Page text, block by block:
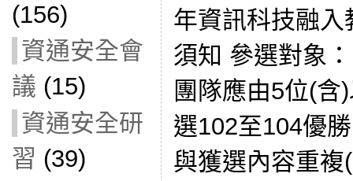
(156)
資通安全會
議 (15)
資通安全研
習 (39)
年資訊科技融
須知 參選對象
團隊應由5位(含
選102至104優
與獲選內容重